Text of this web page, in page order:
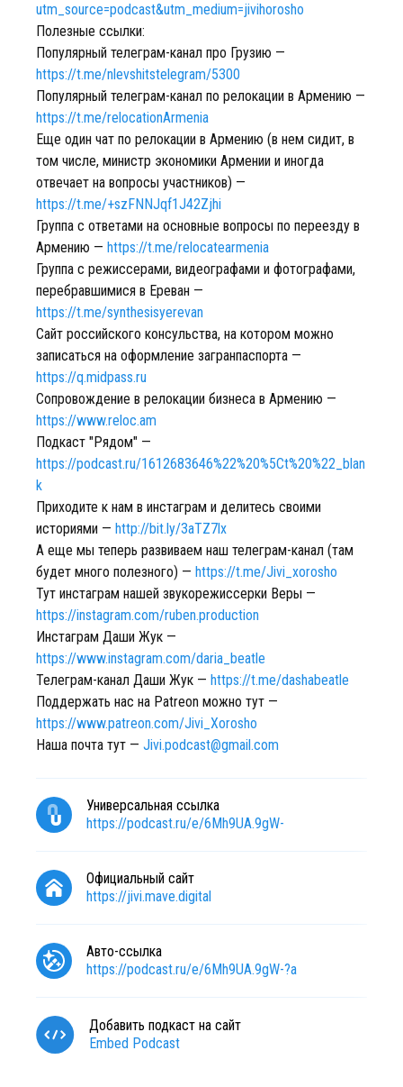
utm_source=podcast&utm_medium=jivihorosho
Полезные ссылки:
Популярный телеграм-канал про Грузию —
https://t.me/nlevshitstelegram/5300
Популярный телеграм-канал по релокации в Армению —
https://t.me/relocationArmenia
Еще один чат по релокации в Армению (в нем сидит, в
том числе, министр экономики Армении и иногда
отвечает на вопросы участников) —
https://t.me/+szFNNJqf1J42Zjhi
Группа с ответами на основные вопросы по переезду в
Армению — https://t.me/relocatearmenia
Группа с режиссерами, видеографами и фотографами,
перебравшимися в Ереван —
https://t.me/synthesisyerevan
Сайт российского консульства, на котором можно
записаться на оформление загранпаспорта —
https://q.midpass.ru
Сопровождение в релокации бизнеса в Армению —
https://www.reloc.am
Подкаст "Рядом" —
https://podcast.ru/1612683646%22%20%5Ct%20%22_blan
k
Приходите к нам в инстаграм и делитесь своими
историями — http://bit.ly/3aTZ7lx
А еще мы теперь развиваем наш телеграм-канал (там
будет много полезного) — https://t.me/Jivi_xorosho
Тут инстаграм нашей звукорежиссерки Веры —
https://instagram.com/ruben.production
Инстаграм Даши Жук —
https://www.instagram.com/daria_beatle
Телеграм-канал Даши Жук — https://t.me/dashabeatle
Поддержать нас на Patreon можно тут —
https://www.patreon.com/Jivi_Xorosho
Наша почта тут — Jivi.podcast@gmail.com
Универсальная ссылка
https://podcast.ru/e/6Mh9UA.9gW-
Официальный сайт
https://jivi.mave.digital
Авто-ссылка
https://podcast.ru/e/6Mh9UA.9gW-?a
Добавить подкаст на сайт
Embed Podcast